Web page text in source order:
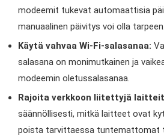
modeemit tukevat automaattisia
manuaalinen päivitys voi olla tarpeen.
Käytä vahvaa Wi-Fi-salasanaa:
salasana on monimutkainen ja
modeemin oletussalasanaa.
Rajoita verkkoon liitettyjä
säännöllisesti, mitkä laitteet ovat
poista tarvittaessa tuntemattomat